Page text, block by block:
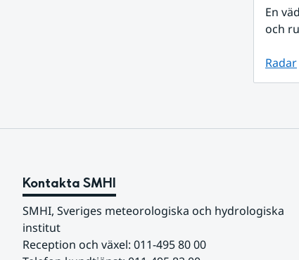
En
och
Radar
Kontakta SMHI
SMHI, Sveriges meteorologiska och hydrologiska
institut
Reception och växel: 011-495 80 00